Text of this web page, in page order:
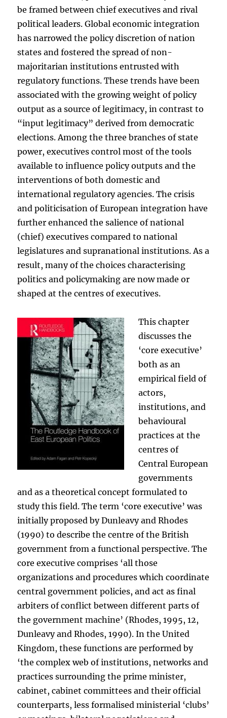
be framed between chief executives and rival
political leaders. Global economic integration
has narrowed the policy discretion of nation
states and fostered the spread of non-
majoritarian institutions entrusted with
regulatory functions. These trends have been
associated with the growing weight of policy
output as a source of legitimacy, in contrast to
“input legitimacy” derived from democratic
elections. Among the three branches of state
power, executives control most of the tools
available to influence policy outputs and the
interventions of both domestic and
international regulatory agencies. The crisis
and politicisation of European integration have
further enhanced the salience of national
(chief) executives compared to national
legislatures and supranational institutions. As a
result, many of the choices characterising
politics and policymaking are now made or
shaped at the centres of executives.
This chapter
discusses the
‘core executive’
both as an
empirical field of
actors,
institutions, and
behavioural
practices at the
centres of
Central European
governments
and as a theoretical concept formulated to
study this field. The term ‘core executive’ was
initially proposed by Dunleavy and Rhodes
(1990) to describe the centre of the British
government from a functional perspective. The
core executive comprises ‘all those
organizations and procedures which coordinate
central government policies, and act as final
arbiters of conflict between different parts of
the government machine’ (Rhodes, 1995, 12,
Dunleavy and Rhodes, 1990). In the United
Kingdom, these functions are performed by
‘the complex web of institutions, networks and
practices surrounding the prime minister,
cabinet, cabinet committees and their official
counterparts, less formalised ministerial ‘clubs’